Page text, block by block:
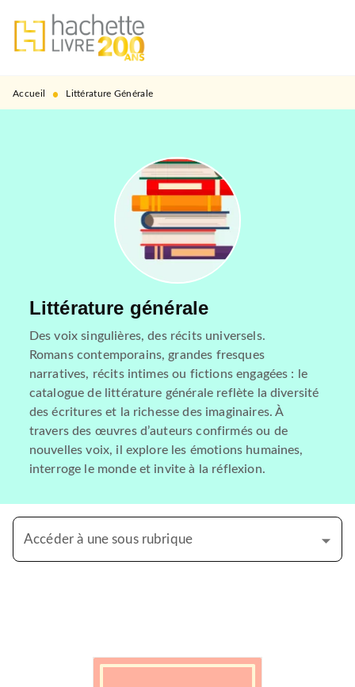
MENU RECHERCHE
PIED DE PAGE
Accueil • Littérature Générale
Littérature générale
Des voix singulières, des récits universels.
Romans contemporains, grandes fresques
narratives, récits intimes ou fictions engagées : le
catalogue de littérature générale reflète la diversité
des écritures et la richesse des imaginaires. À
travers des œuvres d’auteurs confirmés ou de
nouvelles voix, il explore les émotions humaines,
interroge le monde et invite à la réflexion.
Accéder à une sous rubrique